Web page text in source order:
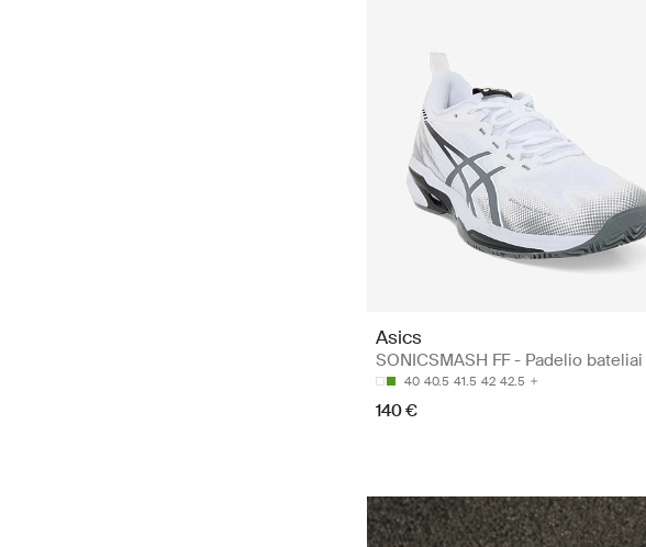
Asics
SONICSMASH FF - Padelio bateliai
40 40.5 41.5 42 42.5
140 €